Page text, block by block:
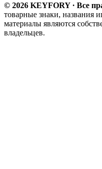
© 2026 KEYFORY · Все
товарные знаки, названия
материалы являются
владельцев.